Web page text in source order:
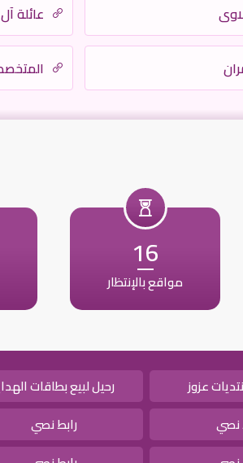
عائلة
16
مواقع بالإنتظار
عزوز رحيل لبيع بطاقات
نصي رابط نصي